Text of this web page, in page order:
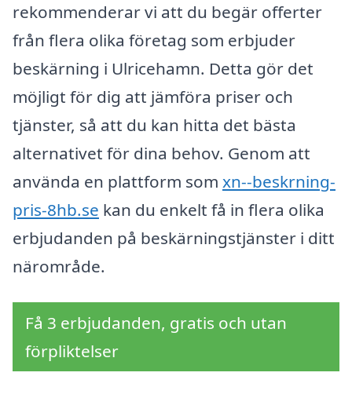
rekommenderar vi att du begär offerter
från flera olika företag som erbjuder
beskärning i Ulricehamn. Detta gör det
möjligt för dig att jämföra priser och
tjänster, så att du kan hitta det bästa
alternativet för dina behov. Genom att
använda en plattform som xn--beskrning-
pris-8hb.se kan du enkelt få in flera olika
erbjudanden på beskärningstjänster i ditt
närområde.
Få 3 erbjudanden, gratis och utan
förpliktelser